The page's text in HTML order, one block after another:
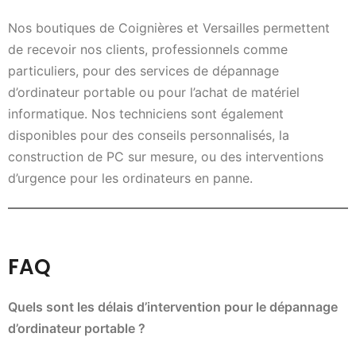
Nos boutiques de Coignières et Versailles permettent
de recevoir nos clients, professionnels comme
particuliers, pour des services de dépannage
d’ordinateur portable ou pour l’achat de matériel
informatique. Nos techniciens sont également
disponibles pour des conseils personnalisés, la
construction de PC sur mesure, ou des interventions
d’urgence pour les ordinateurs en panne.
FAQ
Quels sont les délais d’intervention pour le dépannage
d’ordinateur portable ?